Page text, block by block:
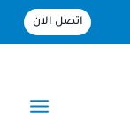
اتصل الان